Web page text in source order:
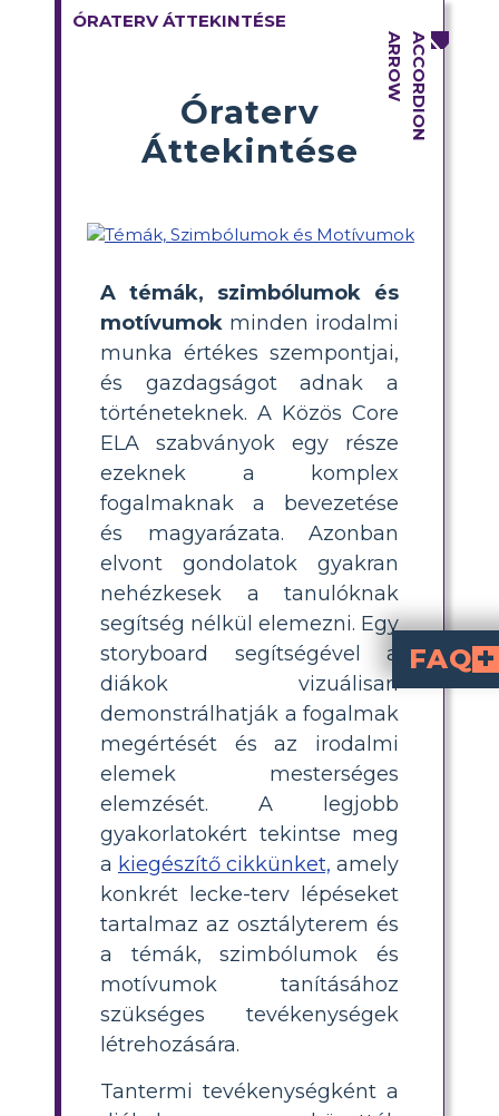
ÓRATERV ÁTTEKINTÉSE
Óraterv
Áttekintése
A témák, szimbólumok és
motívumok minden irodalmi
munka értékes szempontjai,
és gazdagságot adnak a
történeteknek. A Közös Core
ELA szabványok egy része
ezeknek a komplex
fogalmaknak a bevezetése
és magyarázata. Azonban
elvont gondolatok gyakran
nehézkesek a tanulóknak
segítség nélkül elemezni. Egy
storyboard segítségével a
diákok vizuálisan
demonstrálhatják a fogalmak
megértését és az irodalmi
elemek mesterséges
elemzését. A legjobb
gyakorlatokért tekintse meg
a kiegészítő cikkünket, amely
konkrét lecke-terv lépéseket
tartalmaz az osztályterem és
a témák, szimbólumok és
motívumok tanításához
szükséges tevékenységek
létrehozására.
Tantermi tevékenységként a
FAQ